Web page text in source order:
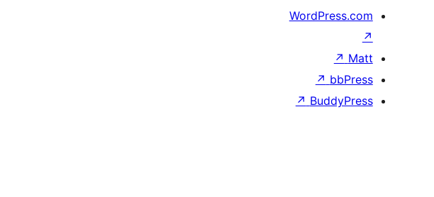
WordPress.com
↗
Matt
↗
bbPress
↗
BuddyPress
↗